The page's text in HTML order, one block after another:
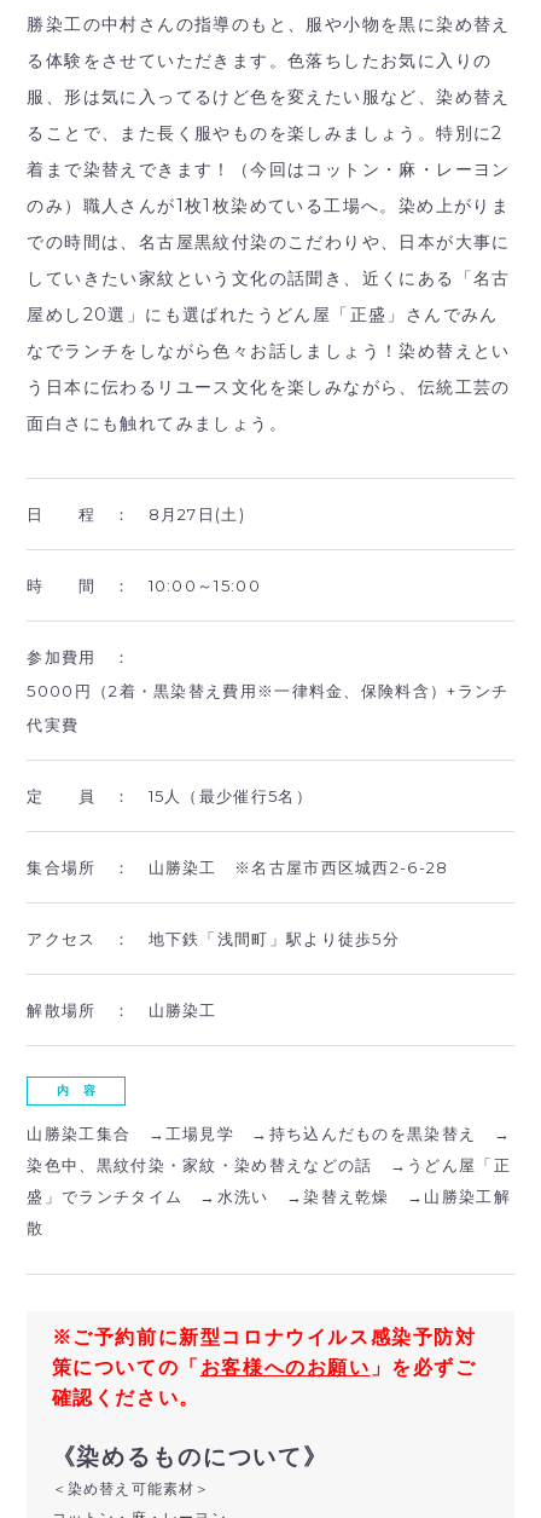
勝染工の中村さんの指導のもと、服や小物を黒に染め替え
る体験をさせていただきます。色落ちしたお気に入りの
服、形は気に入ってるけど色を変えたい服など、染め替え
ることで、また長く服やものを楽しみましょう。特別に2
着まで染替えできます！（今回はコットン・麻・レーヨン
のみ）職人さんが1枚1枚染めている工場へ。染め上がりま
での時間は、名古屋黒紋付染のこだわりや、日本が大事に
していきたい家紋という文化の話聞き、近くにある「名古
屋めし20選」にも選ばれたうどん屋「正盛」さんでみん
なでランチをしながら色々お話しましょう！染め替えとい
う日本に伝わるリユース文化を楽しみながら、伝統工芸の
面白さにも触れてみましょう。
日 程 ： 8月27日(土)
時 間 ： 10:00～15:00
参加費用 ：
5000円（2着・黒染替え費用※一律料金、保険料含）+ランチ
代実費
定 員 ： 15人（最少催行5名）
集合場所 ： 山勝染工 ※名古屋市西区城西2-6-28
アクセス ： 地下鉄「浅間町」駅より徒歩5分
解散場所 ： 山勝染工
内 容
山勝染工集合 →工場見学 →持ち込んだものを黒染替え →
染色中、黒紋付染・家紋・染め替えなどの話 →うどん屋「正
盛」でランチタイム →水洗い →染替え乾燥 →山勝染工解
散
※ご予約前に新型コロナウイルス感染予防対
策についての「 お客様へのお願い 」を必ずご
確認ください。
《染めるものについて》
＜染め替え可能素材＞